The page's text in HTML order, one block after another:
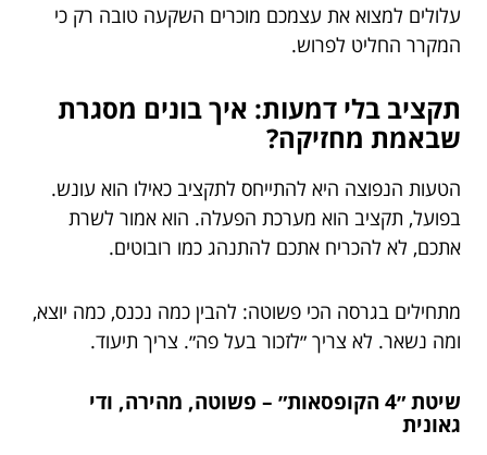
עלולים למצוא את עצמכם מוכרים השקעה טובה רק כי
המקרר החליט לפרוש.
תקציב בלי דמעות: איך בונים מסגרת
שבאמת מחזיקה?
הטעות הנפוצה היא להתייחס לתקציב כאילו הוא עונש.
בפועל, תקציב הוא מערכת הפעלה. הוא אמור לשרת
אתכם, לא להכריח אתכם להתנהג כמו רובוטים.
מתחילים בגרסה הכי פשוטה: להבין כמה נכנס, כמה יוצא,
ומה נשאר. לא צריך ״לזכור בעל פה״. צריך תיעוד.
שיטת ״4 הקופסאות״ – פשוטה, מהירה, ודי
גאונית